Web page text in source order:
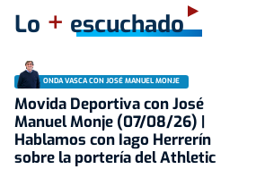
Lo + escuchado
ONDA VASCA CON JOSÉ MANUEL MONJE
Movida Deportiva con José
Manuel Monje (07/08/26) |
Hablamos con Iago Herrerín
sobre la portería del Athletic